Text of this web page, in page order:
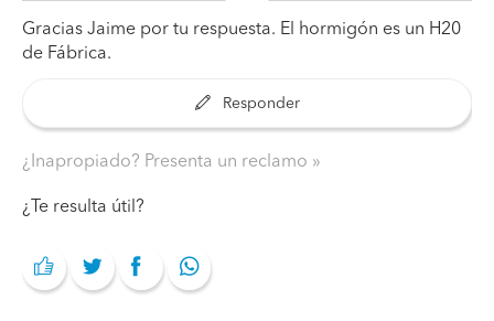
Gracias Jaime por tu respuesta. El hormigón es un H20
de Fábrica.
Responder
¿Inapropiado? Presenta un reclamo
¿Te resulta útil?